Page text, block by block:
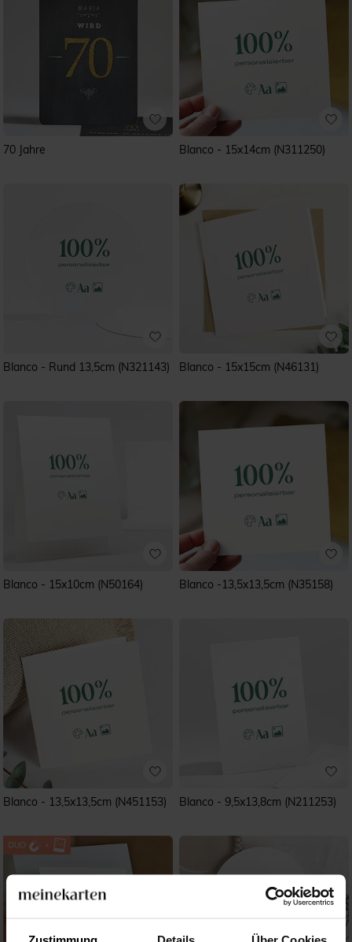
70 Jahre Blanco - 15x14cm (N311250)
Blanco - Rund 13,5cm (N321143) Blanco - 15x15cm (N46131)
Blanco - 15x10cm (N50164) Blanco -13,5x13,5cm (N35158)
Blanco - 13,5x13,5cm (N451153) Blanco - 9,5x13,8cm (N211253)